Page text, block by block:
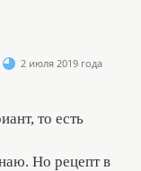
2 июля 2019 года
то есть
Но рецепт в